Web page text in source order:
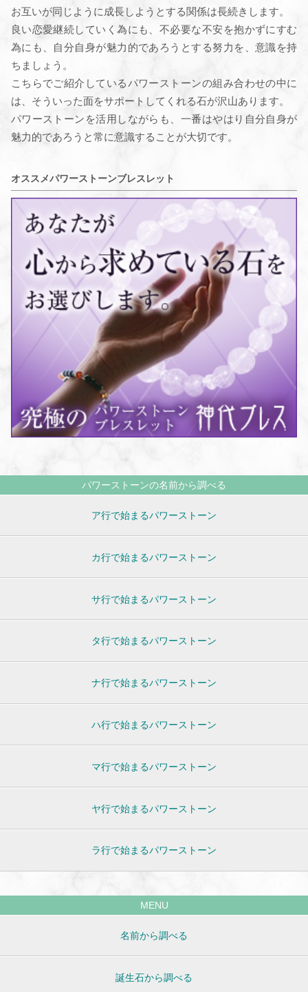
お互いが同じように成長しようとする関係は長続きします。
良い恋愛継続していく為にも、不必要な不安を抱かずにすむ
為にも、自分自身が魅力的であろうとする努力を、意識を持
ちましょう。
こちらでご紹介しているパワーストーンの組み合わせの中に
は、そういった面をサポートしてくれる石が沢山あります。
パワーストーンを活用しながらも、一番はやはり自分自身が
魅力的であろうと常に意識することが大切です。
オススメパワーストーンブレスレット
パワーストーンの名前から調べる
ア行で始まるパワーストーン
カ行で始まるパワーストーン
サ行で始まるパワーストーン
タ行で始まるパワーストーン
ナ行で始まるパワーストーン
ハ行で始まるパワーストーン
マ行で始まるパワーストーン
ヤ行で始まるパワーストーン
ラ行で始まるパワーストーン
MENU
名前から調べる
誕生石から調べる